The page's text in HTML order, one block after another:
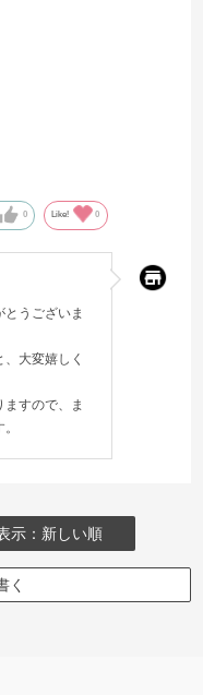
0 Like! 0
うございま
大変嬉しく
すので、ま
示：新しい順
く